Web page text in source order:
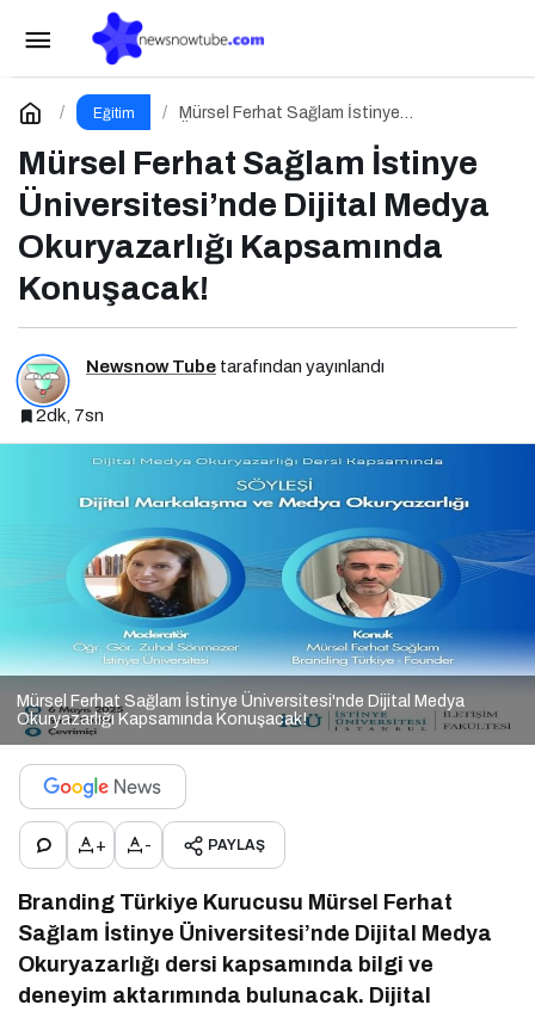
Eğitim
Mürsel Ferhat Sağlam İstinye
Kapsamında Konuşacak!
Mürsel Ferhat Sağlam İstinye
Üniversitesi’nde Dijital Medya
Okuryazarlığı Kapsamında
Konuşacak!
Newsnow Tube tarafından yayınlandı
2dk, 7sn
Mürsel Ferhat Sağlam İstinye Üniversitesi'nde Dijital Medya
Okuryazarlığı Kapsamında Konuşacak!
+ - PAYLAŞ
Branding Türkiye Kurucusu Mürsel Ferhat
Sağlam İstinye Üniversitesi’nde Dijital Medya
Okuryazarlığı dersi kapsamında bilgi ve
deneyim aktarımında bulunacak. Dijital
PR Atölye Dergisi’nin 9. Sayısı Çıktı!
Yorum Yap